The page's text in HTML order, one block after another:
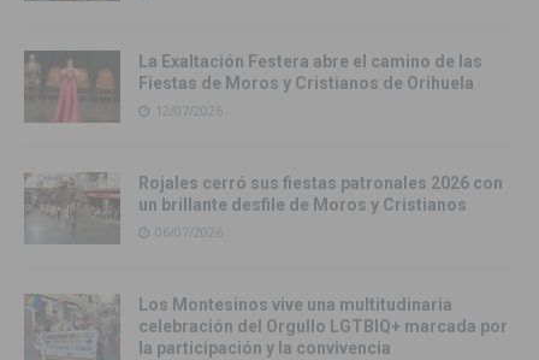
La Exaltación Festera abre el camino de las
Fiestas de Moros y Cristianos de Orihuela
12/07/2026
Rojales cerró sus fiestas patronales 2026 con
un brillante desfile de Moros y Cristianos
06/07/2026
Los Montesinos vive una multitudinaria
celebración del Orgullo LGTBIQ+ marcada por
la participación y la convivencia